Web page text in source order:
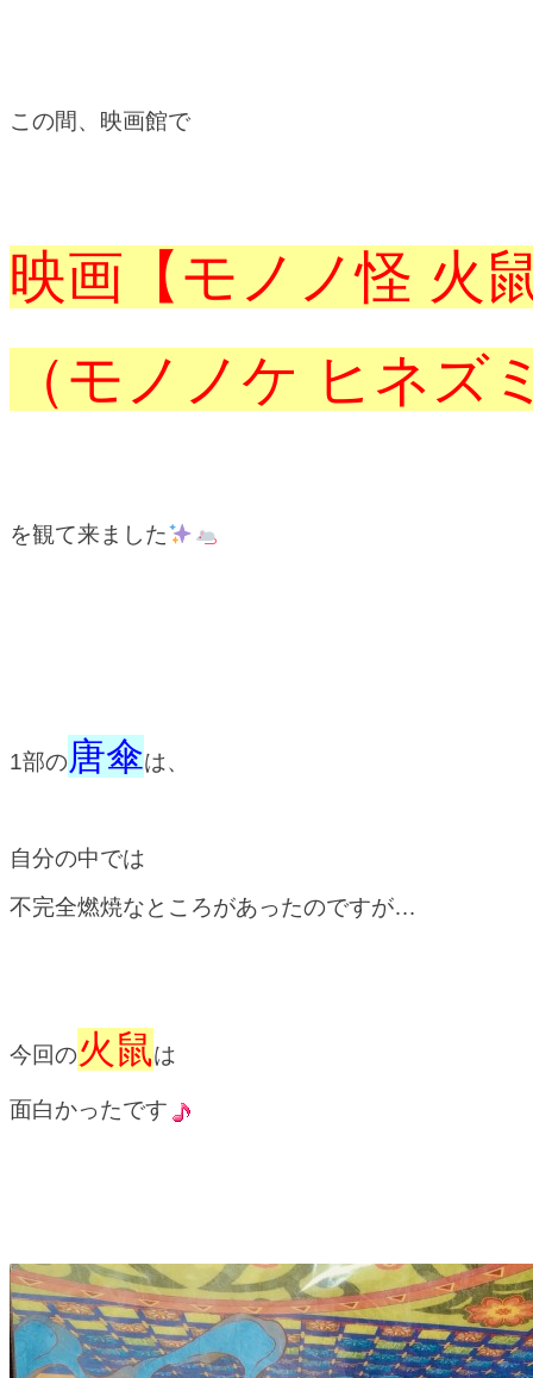
この間、映画館で
映画【モノノ怪 火
（モノノケ ヒネズ
を観て来ました
1部の唐傘は、
自分の中では
不完全燃焼なところがあったのですが…
今回の火鼠は
面白かったです